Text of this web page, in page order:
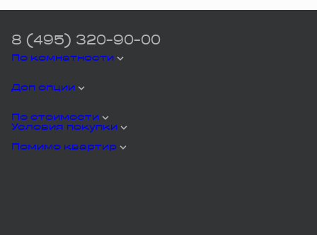
По комнатности
Доп опции
По стоимости
Помимо квартир
Условия покупки
8 (495) 320-90-00